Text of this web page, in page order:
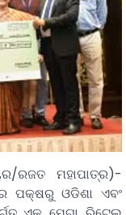
ରଜତ ମହାପାତ୍ର)-
ପକ୍ଷରୁ ଓଡିଶା ଏବଂ